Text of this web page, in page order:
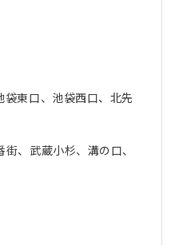
袋東口、池袋西口、北先
、武蔵小杉、溝の口、